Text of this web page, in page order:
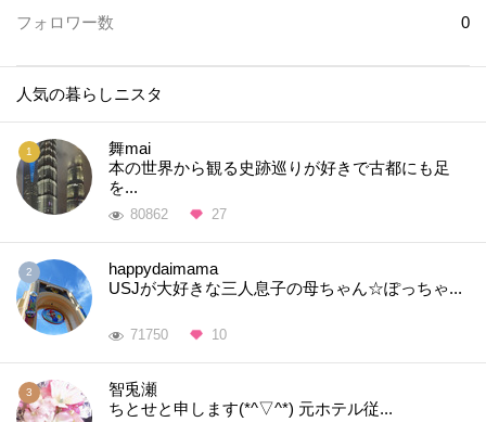
フォロワー数
0
人気の暮らしニスタ
舞mai
本の世界から観る史跡巡りが好きで古都にも足
を...
80862 27
happydaimama
USJが大好きな三人息子の母ちゃん☆ぽっちゃ...
71750 10
智兎瀬
ちとせと申します(*^▽^*) 元ホテル従...